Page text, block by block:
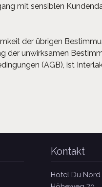
mit sensiblen
der übrigen
der unwirksamen
(AGB), ist
Kontakt
Hotel Du Nord